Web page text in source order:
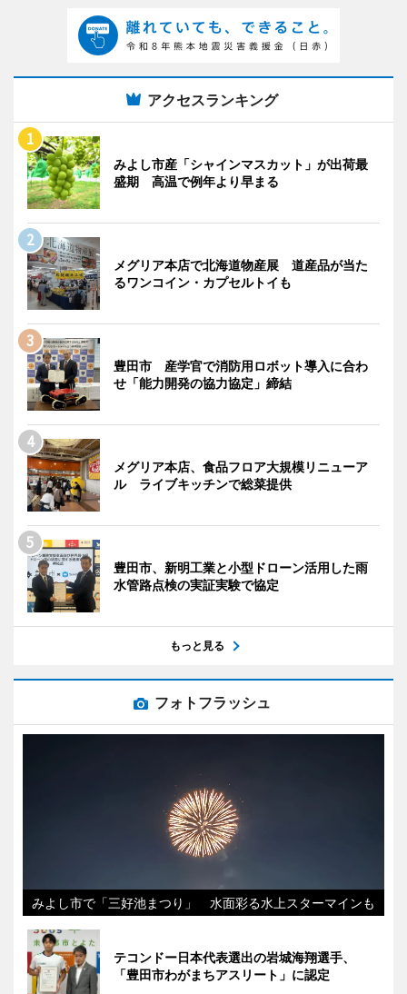
アクセスランキング
みよし市産「シャインマスカット」が出荷最
盛期 高温で例年より早まる
メグリア本店で北海道物産展 道産品が当た
るワンコイン・カプセルトイも
豊田市 産学官で消防用ロボット導入に合わ
せ「能力開発の協力協定」締結
メグリア本店、食品フロア大規模リニューア
ル ライブキッチンで総菜提供
豊田市、新明工業と小型ドローン活用した雨
水管路点検の実証実験で協定
もっと見る
フォトフラッシュ
みよし市で「三好池まつり」 水面彩る水上スターマインも
テコンドー日本代表選出の岩城海翔選手、
「豊田市わがまちアスリート」に認定